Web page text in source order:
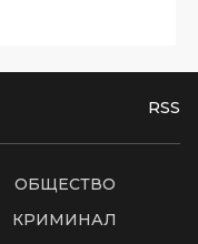
RSS
ОБЩЕСТВО
КРИМИНАЛ